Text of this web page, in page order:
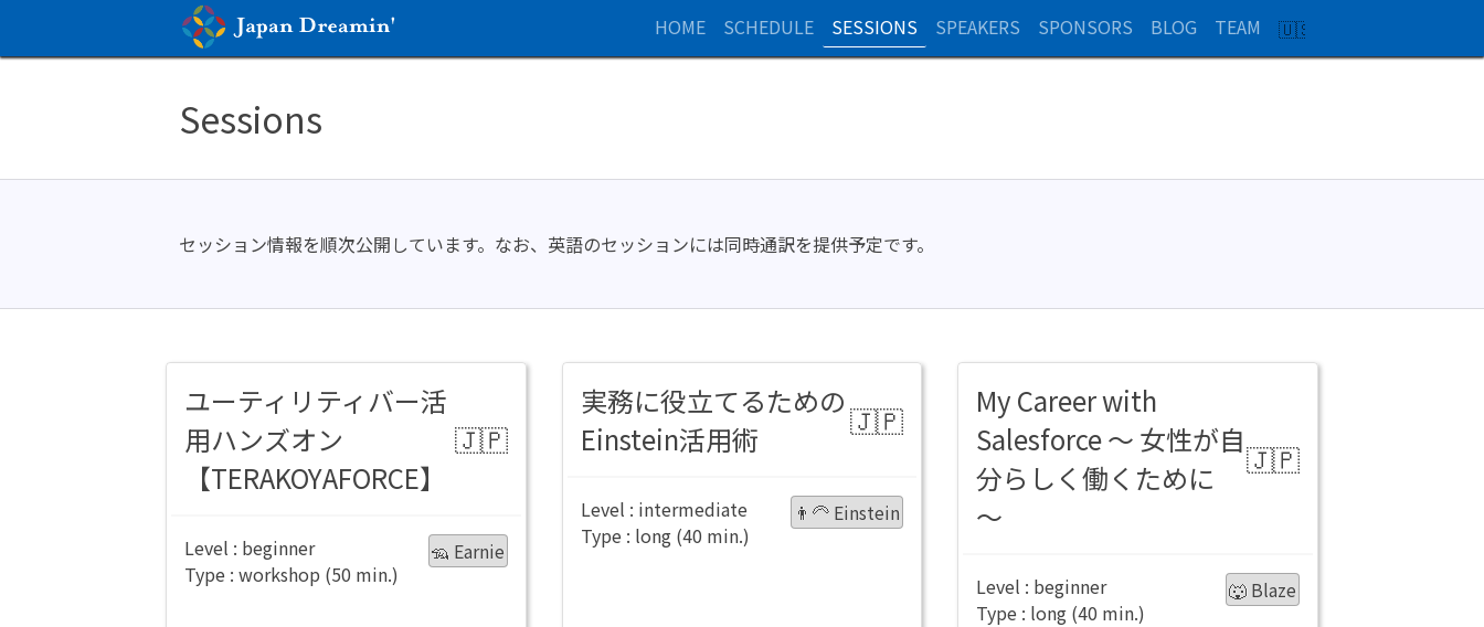
HOME SCHEDULE SESSIONS SPEAKERS SPONSORS BLOG
TEAM
SWITCH
Sessions
セッション情報を順次公開しています。なお、英語のセッションには同時通訳を提供予定です。
ユーティリティバー活
用ハンズオン
【TERAKOYAFORCE】
🦡 Earnie
beginner
workshop
実務に役立てるための
Einstein活用術
👨‍🦳 Einstein
intermediate
long
My Career with
Salesforce ～ 女性が自
分らしく働くために
～
🐺 Blaze
beginner
long